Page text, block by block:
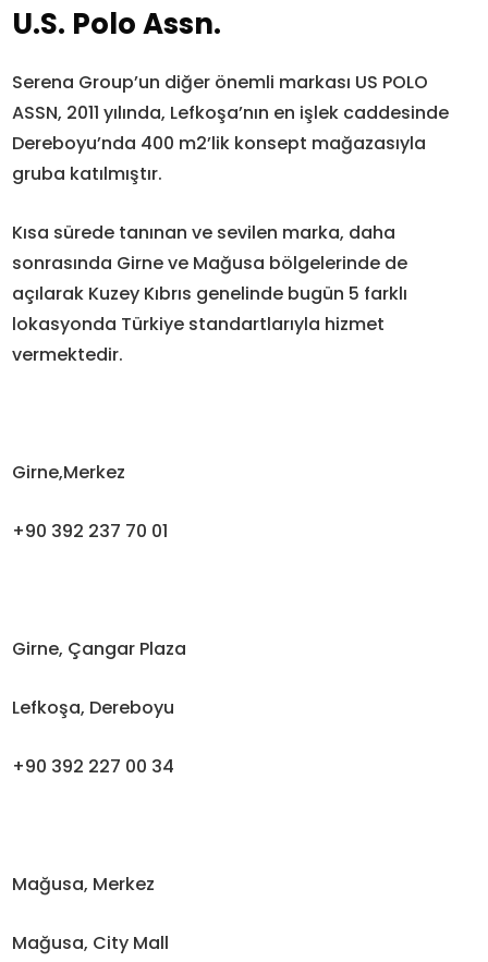
U.S. Polo Assn.
Serena Group’un diğer önemli markası US POLO
ASSN, 2011 yılında, Lefkoşa’nın en işlek caddesinde
Dereboyu’nda 400 m2’lik konsept mağazasıyla
gruba katılmıştır.
Kısa sürede tanınan ve sevilen marka, daha
sonrasında Girne ve Mağusa bölgelerinde de
açılarak Kuzey Kıbrıs genelinde bugün 5 farklı
lokasyonda Türkiye standartlarıyla hizmet
vermektedir.
Girne,Merkez
+90 392 237 70 01
Girne, Çangar Plaza
Lefkoşa, Dereboyu
+90 392 227 00 34
Mağusa, Merkez
Mağusa, City Mall